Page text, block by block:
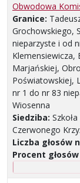
Obwodowa
Granice:
Grochowskiego,
nieparzyste i od
Klemensiewicza,
Marjańskiej,
Poświatowskiej,
nr 1 do nr 83
Wiosenna
Siedziba:
Czerwonego
Liczba głosów
Procent